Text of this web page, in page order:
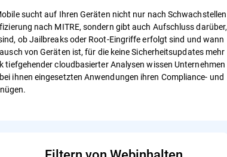
sucht auf Ihren Geräten nicht nur nach Schwachstellen
nach MITRE, sondern gibt auch Aufschluss darüber,
ob Jailbreaks oder Root-Eingriffe erfolgt sind und wann
von Geräten ist, für die keine Sicherheitsupdates mehr
tiefgehender cloudbasierter Analysen wissen Unternehmen
ihnen eingesetzten Anwendungen ihren Compliance- und